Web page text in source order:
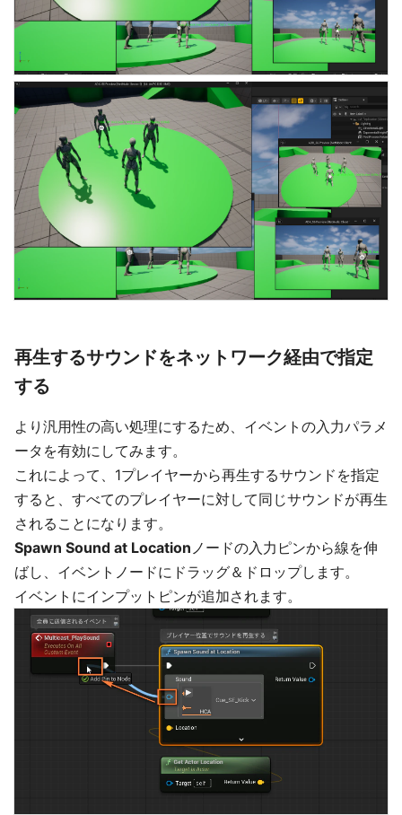
再生するサウンドをネットワーク経由で指定
する
より汎用性の高い処理にするため、イベントの入力パラメ
ータを有効にしてみます。
これによって、1プレイヤーから再生するサウンドを指定
すると、すべてのプレイヤーに対して同じサウンドが再生
されることになります。
Spawn Sound at Location ノードの入力ピンから線を伸
ばし、イベントノードにドラッグ＆ドロップします。
イベントにインプットピンが追加されます。